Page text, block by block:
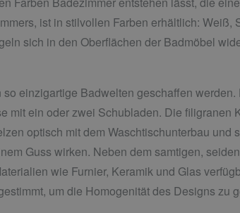
ist in stilvollen Farben erhältlich: Weiß,
sich in den Oberflächen der Badmöbel
einzigartige Badwelten geschaffen werden.
mit ein oder zwei Schubladen. Die filigranen
optisch mit dem Waschtischunterbau und
Guss wirken. Neben dem samtigen,
wie Furnier, Keramik und Glas
um die Homogenität des Designs zu